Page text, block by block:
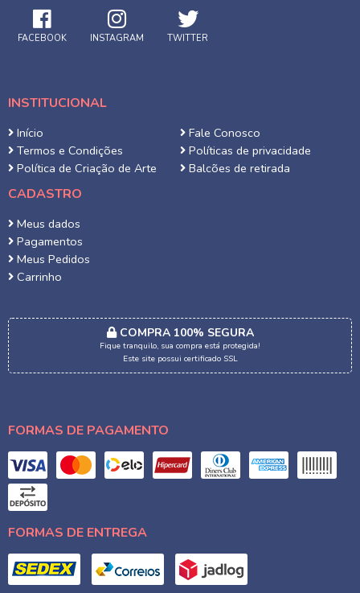
FACEBOOK INSTAGRAM TWITTER
INSTITUCIONAL
Início
Fale Conosco
Termos e Condições
Políticas de privacidade
Política de Criação de Arte
Balcões de retirada
CADASTRO
Meus dados
Pagamentos
Meus Pedidos
Carrinho
COMPRA 100% SEGURA
Fique tranquilo, sua compra está protegida!
Este site possui certificado SSL
FORMAS DE PAGAMENTO
FORMAS DE ENTREGA